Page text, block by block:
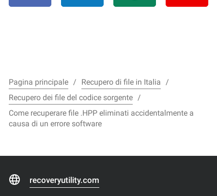
Pagina principale
Recupero di file in Italia
Recupero dei file del codice sorgente
Come recuperare file .HPP eliminati accidentalmente a
causa di un errore software
recoveryutility.com